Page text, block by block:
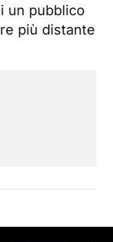
un pubblico
più distante